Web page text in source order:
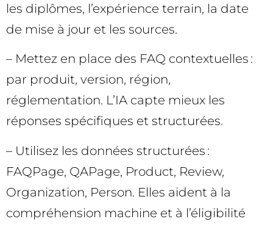
les diplômes, l’expérience terrain, la date
de mise à jour et les sources.
– Mettez en place des FAQ contextuelles :
par produit, version, région,
réglementation. L’IA capte mieux les
réponses spécifiques et structurées.
– Utilisez les données structurées :
FAQPage, QAPage, Product, Review,
Organization, Person. Elles aident à la
compréhension machine et à l’éligibilité